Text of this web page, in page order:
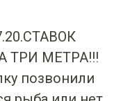
МЕТРА!!!
позвонили
рыба или нет
да РЫБА ЕСТЬ